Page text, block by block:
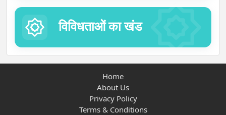
विविधताओं का खंड
Home
About Us
Privacy Policy
Terms & Conditions